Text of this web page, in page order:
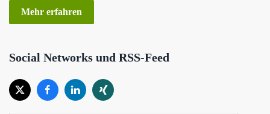
Mehr erfahren
Social Networks und RSS-Feed